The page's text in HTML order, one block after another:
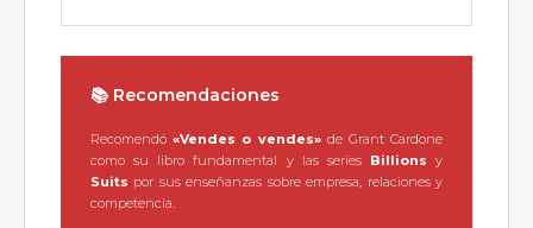
📚 Recomendaciones
Recomendó«Vendes o vendes»de Grant Cardone
como su libro fundamental y las series Billions y
Suits por sus enseñanzas sobre empresa, relaciones y
competencia.